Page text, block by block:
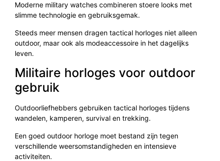
Moderne military watches combineren stoere looks met
slimme technologie en gebruiksgemak.
Steeds meer mensen dragen tactical horloges niet alleen
outdoor, maar ook als modeaccessoire in het dagelijks
leven.
Militaire horloges voor outdoor
gebruik
Outdoorliefhebbers gebruiken tactical horloges tijdens
wandelen, kamperen, survival en trekking.
Een goed outdoor horloge moet bestand zijn tegen
verschillende weersomstandigheden en intensieve
activiteiten.